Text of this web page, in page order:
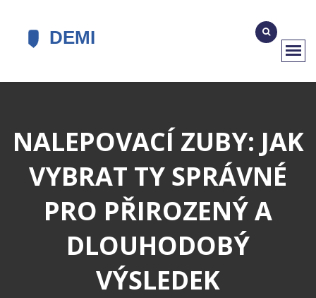
NALEPOVACÍ ZUBY: JAK
VYBRAT TY SPRÁVNÉ
PRO PŘIROZENÝ A
DLOUHODOBÝ
VÝSLEDEK